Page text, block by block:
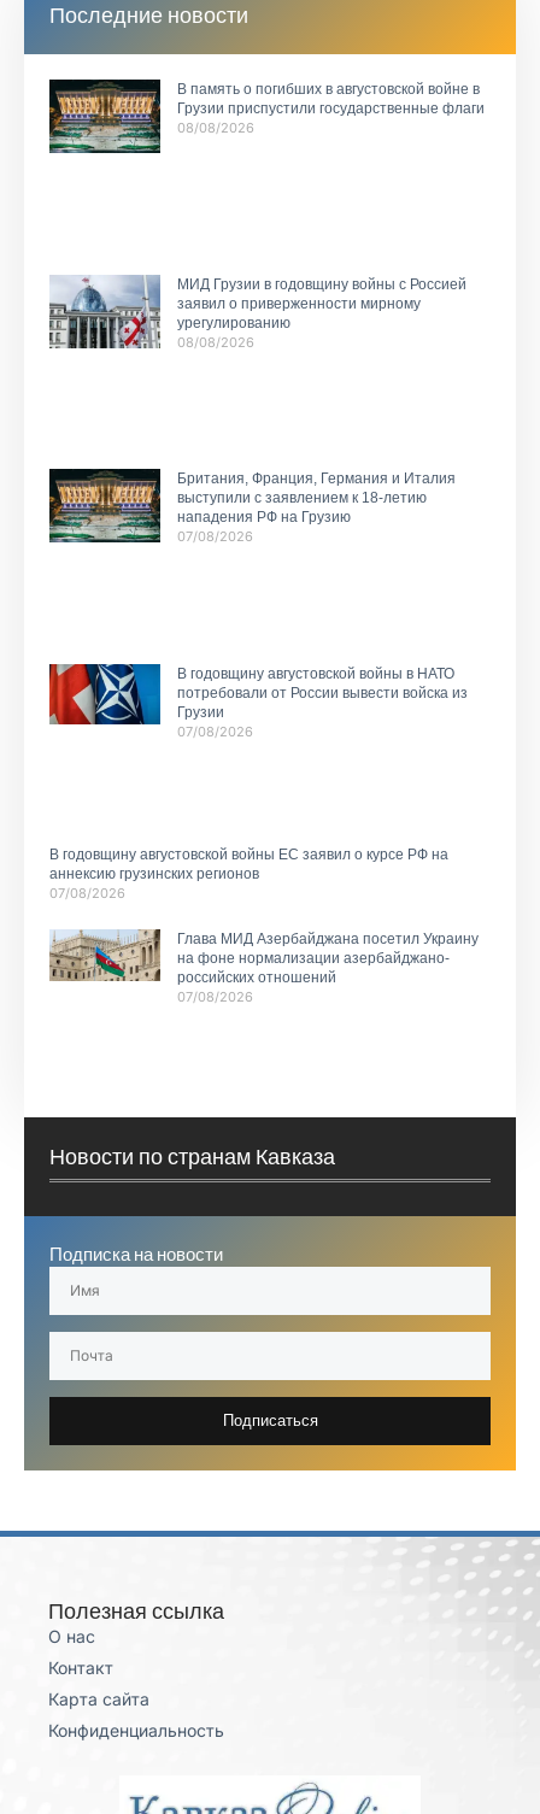
Последние новости
В память о погибших в августовской войне в
Грузии приспустили государственные флаги
08/08/2026
МИД Грузии в годовщину войны с Россией
заявил о приверженности мирному
урегулированию
08/08/2026
Британия, Франция, Германия и Италия
выступили с заявлением к 18-летию
нападения РФ на Грузию
07/08/2026
В годовщину августовской войны в НАТО
потребовали от России вывести войска из
Грузии
07/08/2026
В годовщину августовской войны ЕС заявил о курсе РФ на
аннексию грузинских регионов
07/08/2026
Глава МИД Азербайджана посетил Украину
на фоне нормализации азербайджано-
российских отношений
07/08/2026
Новости по странам Кавказа
Подписка на новости
Подписаться
Полезная ссылка
О нас
Контакт
Карта сайта
Конфиденциальность